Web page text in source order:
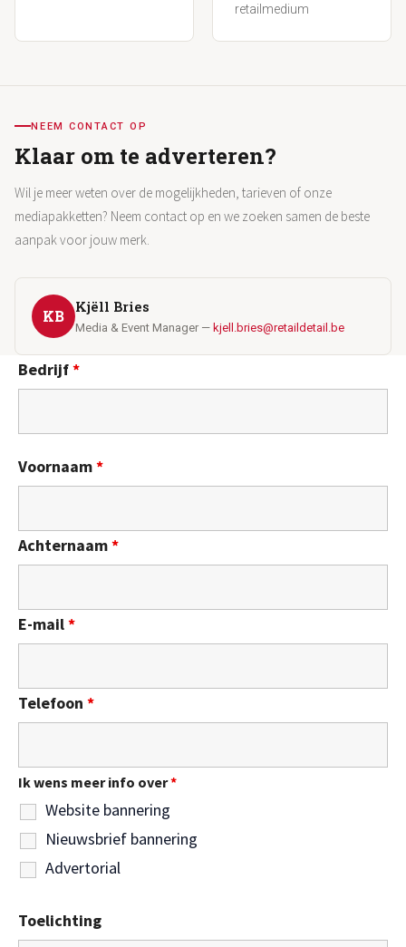
retailmedium
NEEM CONTACT OP
Klaar om te adverteren?
Wil je meer weten over de mogelijkheden, tarieven of onze
mediapakketten? Neem contact op en we zoeken samen de beste
aanpak voor jouw merk.
KB
Kjëll Bries
Media & Event Manager — kjell.bries@retaildetail.be
Bedrijf*
Voornaam*
Achternaam*
E-mail*
Telefoon *
Ik wens meer info over*
Website bannering
Nieuwsbrief bannering
Advertorial
Toelichting